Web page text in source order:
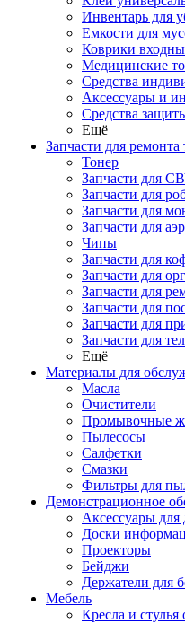
Инвентарь для
Емкости для
Коврики
Медицинские
Средства
Аксессуары и
Средства
Ещё
Запчасти для ремонта
Тонер
Запчасти для
Запчасти для
Запчасти для
Запчасти для
Чипы
Запчасти для
Запчасти для
Запчасти для
Запчасти для
Запчасти для
Запчасти для
Ещё
Материалы для
Масла
Очистители
Промывочные
Пылесосы
Салфетки
Смазки
Фильтры для
Демонстрационное
Аксессуары для
Доски
Проекторы
Бейджи
Держатели для
Мебель
Кресла и